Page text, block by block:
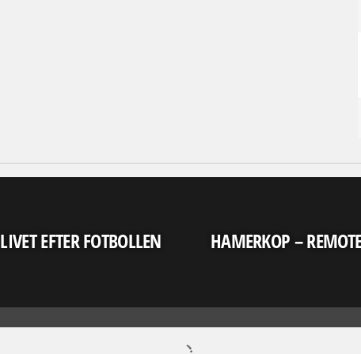
LIVET EFTER FOTBOLLEN HAMERKOP –